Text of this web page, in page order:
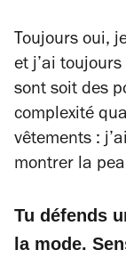
Toujours oui,
et j’ai
sont soit des
complexité
vêtements :
montrer la
Tu défends
la mode.